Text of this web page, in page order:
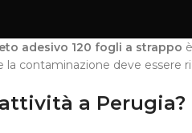
adesivo 120 fogli a strappo
contaminazione deve essere
a Perugia?